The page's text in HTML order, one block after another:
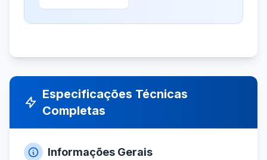
Especificações Técnicas
Completas
Informações Gerais